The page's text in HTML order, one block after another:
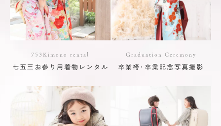
753Kimono rental
七五三お参り用着物レンタル
Graduation Ceremony
卒業袴･卒業記念写真撮影